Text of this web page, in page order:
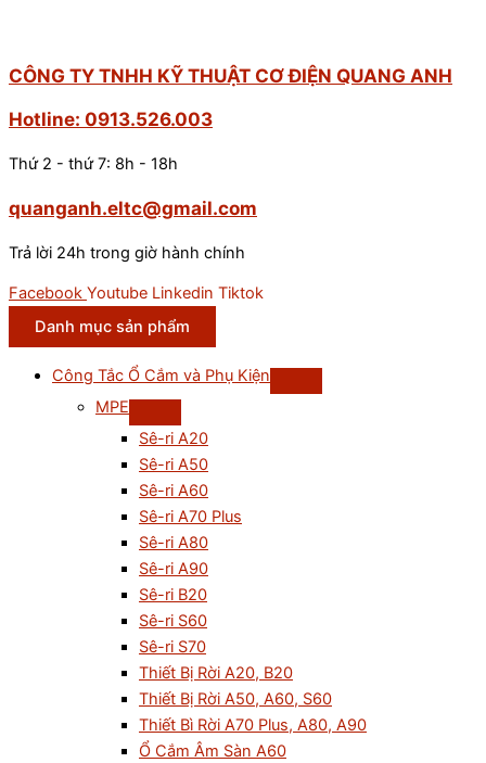
CÔNG TY TNHH KỸ THUẬT CƠ ĐIỆN QUANG ANH
Hotline: 0913.526.003
Thứ 2 - thứ 7: 8h - 18h
quanganh.eltc@gmail.com
Trả lời 24h trong giờ hành chính
Facebook Youtube Linkedin Tiktok
Danh mục sản phẩm
Công Tắc Ổ Cắm và Phụ Kiện
MPE
Sê-ri A20
Sê-ri A50
Sê-ri A60
Sê-ri A70 Plus
Sê-ri A80
Sê-ri A90
Sê-ri B20
Sê-ri S60
Sê-ri S70
Thiết Bị Rời A20, B20
Thiết Bị Rời A50, A60, S60
Thiết Bì Rời A70 Plus, A80, A90
Ổ Cắm Âm Sàn A60